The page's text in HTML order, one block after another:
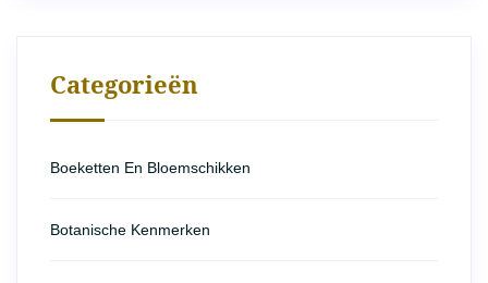
Categorieën
Boeketten En Bloemschikken
Botanische Kenmerken